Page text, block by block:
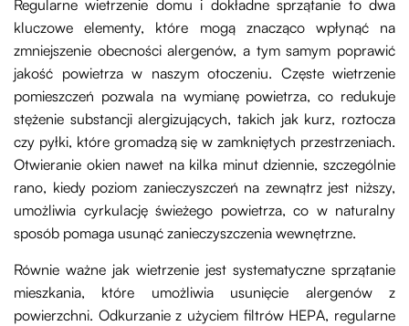
Regularne wietrzenie domu i dokładne sprzątanie to dwa
kluczowe elementy, które mogą znacząco wpłynąć na
zmniejszenie obecności alergenów, a tym samym poprawić
jakość powietrza w naszym otoczeniu. Częste wietrzenie
pomieszczeń pozwala na wymianę powietrza, co redukuje
stężenie substancji alergizujących, takich jak kurz, roztocza
czy pyłki, które gromadzą się w zamkniętych przestrzeniach.
Otwieranie okien nawet na kilka minut dziennie, szczególnie
rano, kiedy poziom zanieczyszczeń na zewnątrz jest niższy,
umożliwia cyrkulację świeżego powietrza, co w naturalny
sposób pomaga usunąć zanieczyszczenia wewnętrzne.
Równie ważne jak wietrzenie jest systematyczne sprzątanie
mieszkania, które umożliwia usunięcie alergenów z
powierzchni. Odkurzanie z użyciem filtrów HEPA, regularne